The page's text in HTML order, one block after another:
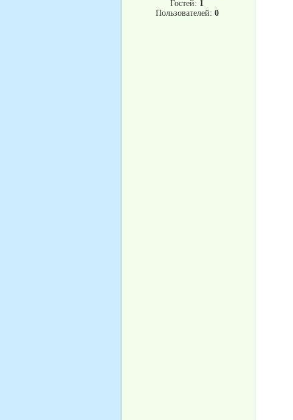
Гостей: 1
Пользователей: 0